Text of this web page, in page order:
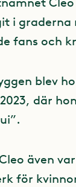
i graderna
fans och
blev
där
även
för